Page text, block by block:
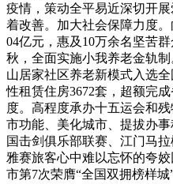
疫情，策动全平易近深切开
着改善。加大社会保障力度。
04亿元，惠及10万余名坚苦
秋，全面实施小我养老金轨
山居家社区养老新模式入选
性租赁住房3672套，超额完
度。高程度承办十五运会和
市功能、美化城市、提拔办
国击剑俱乐部联赛、江门马
雅赛旅客心中难以忘怀的夸
市第7次荣膺“全国双拥榜样